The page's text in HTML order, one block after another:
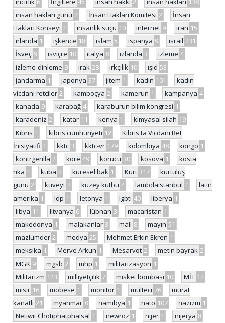
insan hakları günü 2 İnsan Hakları Komitesi 2
İnsan
Hakları Konseyi 1 insanlık suçu 10 internet 9 iran 15
irlanda 1 işkence 18 islam 5 ispanya 9 israil 231
İsveç 9 isviçre 10 italya 8 izlanda 3 izleme 4
izleme-dinleme 9 ırak 28 ırkçılık 10 ışid 53
jandarma 1 japonya 37 jitem 1 kadın 101
kadın
vicdani retçiler 2 kamboçya 2 kamerun 1 kampanya 4
kanada 9 karabağ 4 karaburun bilim kongresi 1
karadeniz 2 katar 11 kenya 1 kimyasal silah 19
Kıbrıs 1 kıbrıs cumhuriyeti 12
Kıbrıs'ta Vicdani Ret
İnisiyatifi 1 kktc 3 kktc-vr 179 kolombiya 48 kongo 1
kontrgerilla 2 kore 49 korucu 30 kosova 1
kosta
rika 1 küba 2 küresel bak 1 Kürt 317
kurtuluş
günü 2 kuveyt 2 kuzey kutbu 4 lambdaistanbul 1
latin
amerika 1 ldp 1 letonya 1 lgbti 40 liberya 1
libya 11 litvanya 6 lübnan 3 macaristan 1
makedonya 1 malakanlar 3 mali 8 mayın 51
mazlumder 2 medya 25 Mehmet Erkin Ekren 1
meksika 1 Merve Arkun 1 Mesarvot 2 metin bayrak 2
MGK 9 mgsb 2 mhp 1 militarizasyon 1
Militarizm 123 milliyetçilik 7 misket bombası 10 MİT 12
mısır 16 mobese 1 monitor 1 mülteci 76
murat
kanatlı 21 myanmar 8 namibya 1 nato 107 nazizm 1
Netiwit Chotiphatphaisal 1 newroz 1 nijer 1 nijerya 8